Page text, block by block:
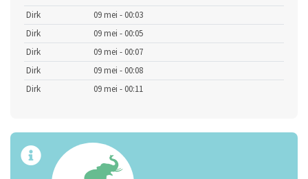
Dirk
09 mei - 00:03
Dirk
09 mei - 00:05
Dirk
09 mei - 00:07
Dirk
09 mei - 00:08
Dirk
09 mei - 00:11